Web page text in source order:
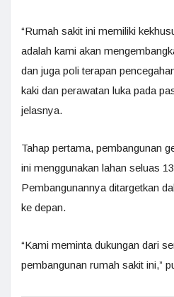
“Rumah sakit ini memiliki
adalah kami akan
dan juga poli terapan
kaki dan perawatan luka pada
jelasnya.
Tahap pertama, pembangunan
ini menggunakan lahan seluas
Pembangunannya ditargetkan
ke depan.
“Kami meminta dukungan dari
pembangunan rumah sakit ini,”